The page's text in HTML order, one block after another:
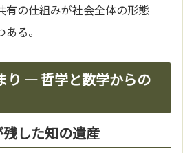
有の仕組みが社会全体の形態
る。
り — 哲学と数学からの
した知の遺産